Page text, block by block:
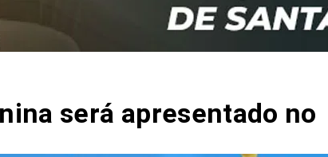
será apresentado no